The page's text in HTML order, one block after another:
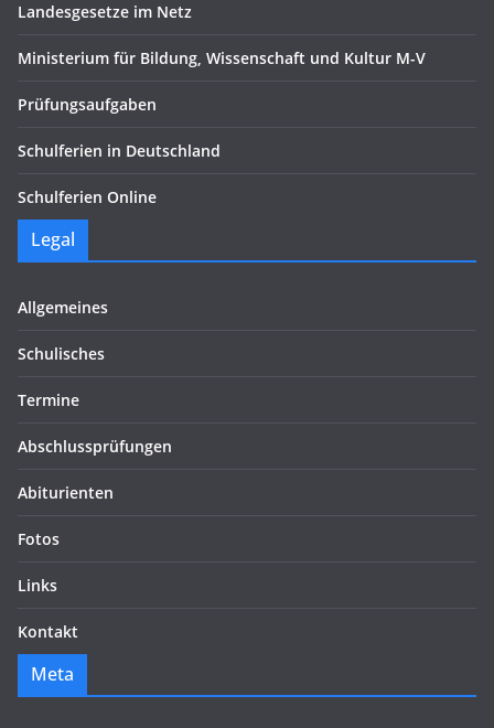
Landesgesetze im Netz
Ministerium für Bildung, Wissenschaft und Kultur M-V
Prüfungsaufgaben
Schulferien in Deutschland
Schulferien Online
Legal
Allgemeines
Schulisches
Termine
Abschlussprüfungen
Abiturienten
Fotos
Links
Kontakt
Meta